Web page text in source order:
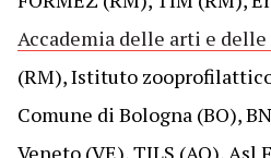
Accademia delle arti e
(RM), Istituto
Comune di Bologna (BO),
Veneto (VE), TILS (AQ), Asl